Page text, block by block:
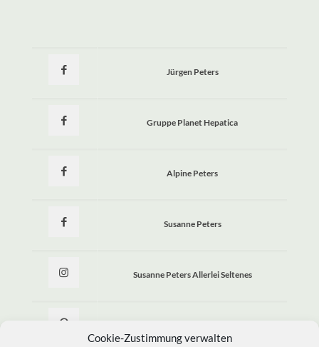
Cookie-Zustimmung verwalten
Jürgen Peters
Gruppe Planet Hepatica
Alpine Peters
Susanne Peters
Susanne Peters Allerlei Seltenes